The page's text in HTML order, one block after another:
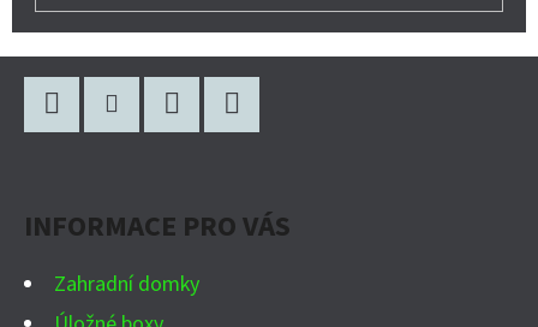
INFORMACE PRO VÁS
Zahradní domky